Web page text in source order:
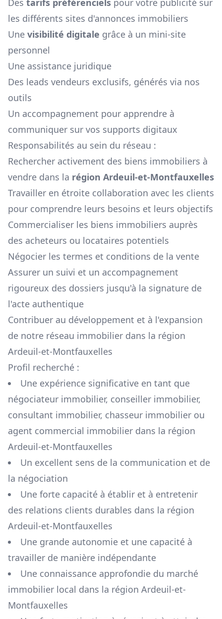
Des tarifs préférenciels pour votre publicité sur
les différents sites d'annonces immobiliers
Une visibilité digitale grâce à un mini-site
personnel
Une assistance juridique
Des leads vendeurs exclusifs, générés via nos
outils
Un accompagnement pour apprendre à
communiquer sur vos supports digitaux
Responsabilités au sein du réseau :
Rechercher activement des biens immobiliers à
vendre dans la région Ardeuil-et-Montfauxelles
Travailler en étroite collaboration avec les clients
pour comprendre leurs besoins et leurs objectifs
Commercialiser les biens immobiliers auprès
des acheteurs ou locataires potentiels
Négocier les termes et conditions de la vente
Assurer un suivi et un accompagnement
rigoureux des dossiers jusqu'à la signature de
l'acte authentique
Contribuer au développement et à l'expansion
de notre réseau immobilier dans la région
Ardeuil-et-Montfauxelles
Profil recherché :
Une expérience significative en tant que
négociateur immobilier, conseiller immobilier,
consultant immobilier, chasseur immobilier ou
agent commercial immobilier dans la région
Ardeuil-et-Montfauxelles
Un excellent sens de la communication et de
la négociation
Une forte capacité à établir et à entretenir
des relations clients durables dans la région
Ardeuil-et-Montfauxelles
Une grande autonomie et une capacité à
travailler de manière indépendante
Une connaissance approfondie du marché
immobilier local dans la région Ardeuil-et-
Montfauxelles